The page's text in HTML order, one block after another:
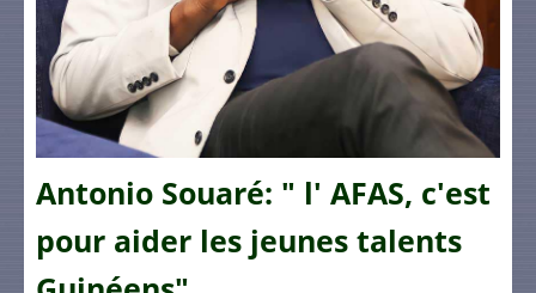
Antonio Souaré: " l' AFAS, c'est
pour aider les jeunes talents